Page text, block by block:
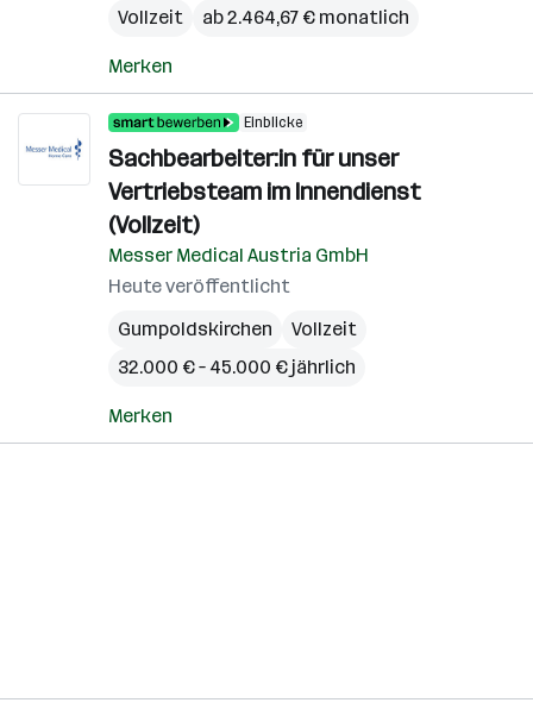
Vollzeit
ab 2.464,67 € monatlich
Merken
Einblicke
Sachbearbeiter:in für unser
Vertriebsteam im Innendienst
(Vollzeit)
Messer Medical Austria GmbH
Heute veröffentlicht
Gumpoldskirchen
Vollzeit
32.000 € – 45.000 € jährlich
Merken